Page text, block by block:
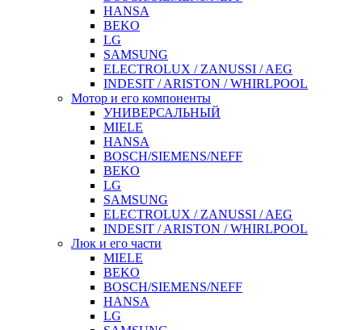
HANSA
BEKO
LG
SAMSUNG
ELECTROLUX / ZANUSSI / AEG
INDESIT / ARISTON / WHIRLPOOL
Мотор и его компоненты
УНИВЕРСАЛЬНЫЙ
MIELE
HANSA
BOSCH/SIEMENS/NEFF
BEKO
LG
SAMSUNG
ELECTROLUX / ZANUSSI / AEG
INDESIT / ARISTON / WHIRLPOOL
Люк и его части
MIELE
BEKO
BOSCH/SIEMENS/NEFF
HANSA
LG